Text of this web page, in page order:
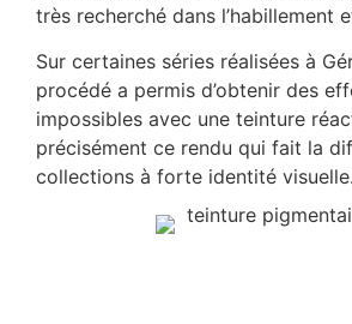
très recherché dans l’habillement
Sur certaines séries réalisées à
procédé a permis d’obtenir des
impossibles avec une teinture
précisément ce rendu qui fait la
collections à forte identité visuelle.